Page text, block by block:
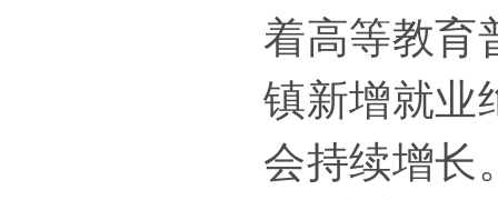
着高等教育
镇新增就业
会持续增长